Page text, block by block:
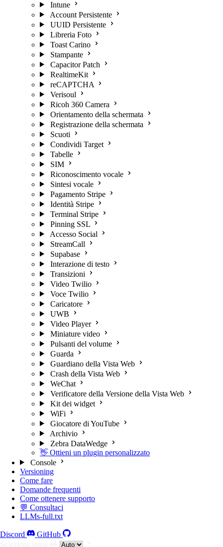
Intune
Account Persistente
UUID Persistente
Libreria Foto
Toast Carino
Stampante
Capacitor Patch
RealtimeKit
reCAPTCHA
Verisoul
Ricoh 360 Camera
Orientamento della schermata
Registrazione della schermata
Scuoti
Condividi Target
Tabelle
SIM
Riconoscimento vocale
Sintesi vocale
Pagamento Stripe
Identità Stripe
Terminal Stripe
Pinning SSL
Accesso Social
StreamCall
Supabase
Interazione di testo
Transizioni
Video Twilio
Voce Twilio
Caricatore
UWB
Video Player
Miniature video
Pulsanti del volume
Guarda
Guardiano della Vista Web
Crash della Vista Web
WeChat
Verificatore della Versione della Vista Web
Kit dei widget
WiFi
Giocatore di YouTube
Archivio
Zebra DataWedge
👋 Ottieni un plugin personalizzato
Console
Versioning
Come fare
Domande frequenti
Come ottenere supporto
💬 Consultaci
LLMs-full.txt
Discord
GitHub